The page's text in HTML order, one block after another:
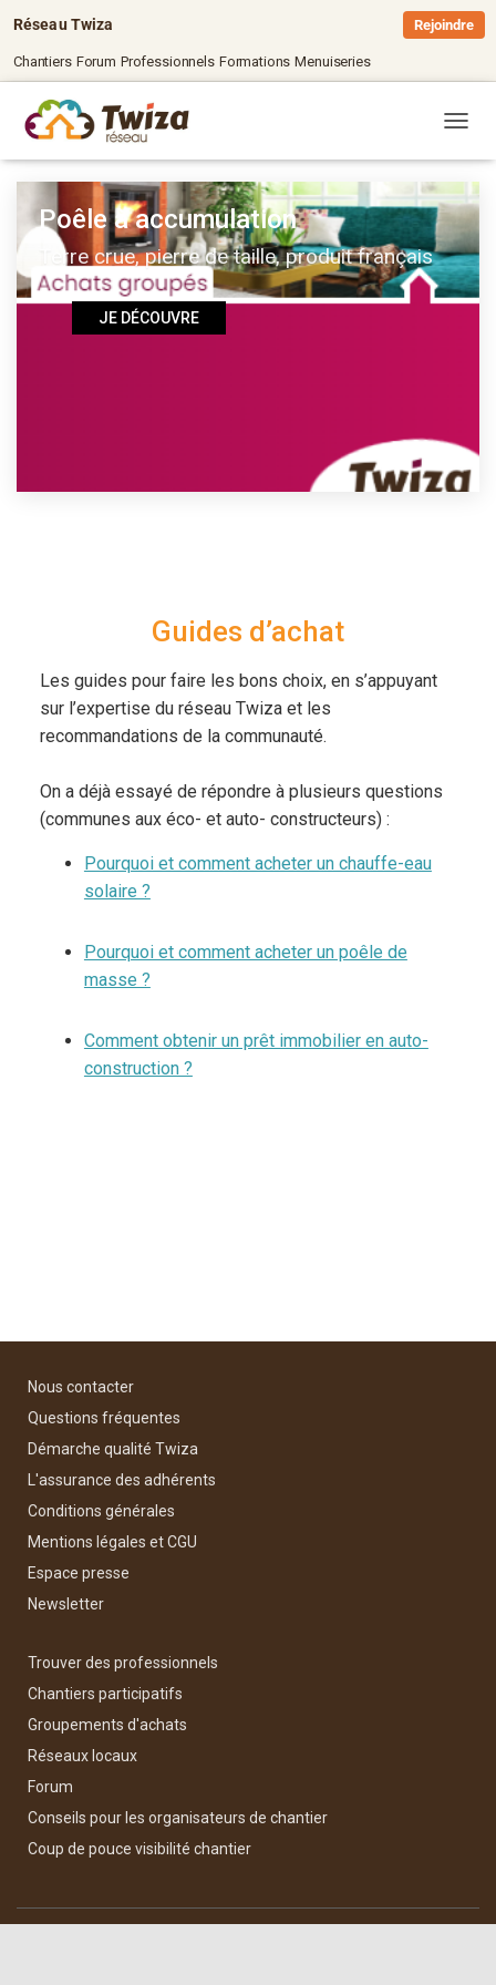
Réseau Twiza
Chantiers Forum Professionnels Formations Menuiseries
Rejoindre
Poêle à accumulation
Terre crue, pierre de taille, produit français
JE DÉCOUVRE
Guides d’achat
Les guides pour faire les bons choix, en s’appuyant
sur l’expertise du réseau Twiza et les
recommandations de la communauté.
On a déjà essayé de répondre à plusieurs questions
(communes aux éco- et auto- constructeurs) :
Pourquoi et comment acheter un chauffe-eau
solaire ?
Pourquoi et comment acheter un poêle de
masse ?
Comment obtenir un prêt immobilier en auto-
construction ?
Nous contacter
Questions fréquentes
Démarche qualité Twiza
L'assurance des adhérents
Conditions générales
Mentions légales et CGU
Espace presse
Newsletter
Trouver des professionnels
Chantiers participatifs
Groupements d'achats
Réseaux locaux
Forum
Conseils pour les organisateurs de chantier
Coup de pouce visibilité chantier